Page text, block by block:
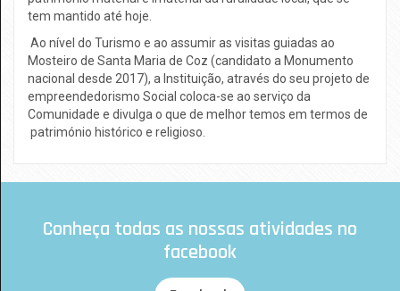
tem mantido até hoje.
Ao nível do Turismo e ao assumir as visitas guiadas ao
Mosteiro de Santa Maria de Coz (candidato a Monumento
nacional desde 2017), a Instituição, através do seu projeto de
empreendedorismo Social coloca-se ao serviço da
Comunidade e divulga o que de melhor temos em termos de
património histórico e religioso.
Conheça todas as nossas atividades no
facebook